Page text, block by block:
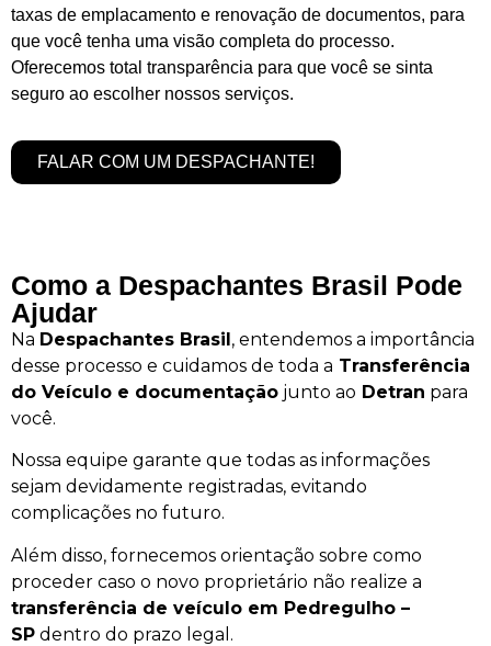
taxas de emplacamento e renovação de documentos, para
que você tenha uma visão completa do processo.
Oferecemos total transparência para que você se sinta
seguro ao escolher nossos serviços.
FALAR COM UM DESPACHANTE!
Como a Despachantes Brasil Pode
Ajudar
Na Despachantes Brasil, entendemos a importância
desse processo e cuidamos de toda a Transferência
do Veículo e documentação junto ao Detran para
você.
Nossa equipe garante que todas as informações
sejam devidamente registradas, evitando
complicações no futuro.
Além disso, fornecemos orientação sobre como
proceder caso o novo proprietário não realize a
transferência de veículo em Pedregulho –
SP dentro do prazo legal.